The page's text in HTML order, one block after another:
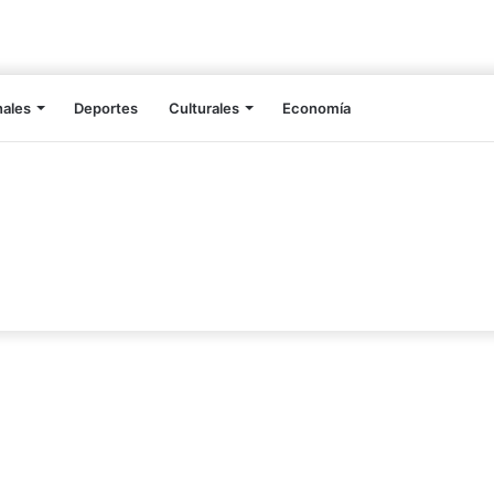
Deportes Culturales Economía